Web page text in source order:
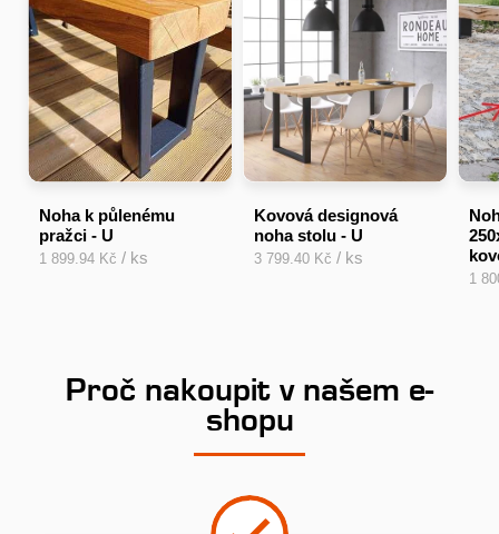
Noha k půlenému
pražci - U
1 899.94 Kč / ks
Kovová designová
noha stolu - U
3 799.40 Kč / ks
1
Proč nakoupit v našem e-
shopu